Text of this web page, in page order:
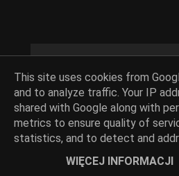
Ciasta i
baby-babki-babeczki (71) bakalie
bezy (51) biszkopty (83)
ciasta bez pieczenia
(36) ciasta
ciasta piaskowe (11) ciasta
This site uses cookies from
and to analyze traffic. Your IP
shared with Google along with
metrics to ensure quality of
statistics, and to detect and
WIĘCEJ INFORMACJI